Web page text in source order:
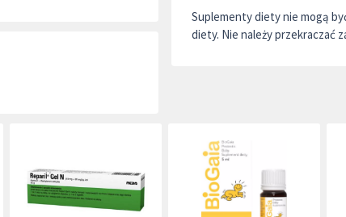
Suplementy diety nie mogą
diety. Nie należy przekraczać